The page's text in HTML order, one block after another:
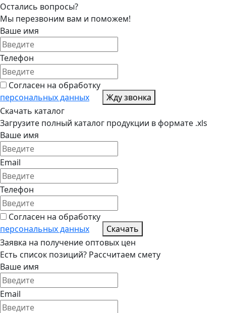
Остались вопросы?
Мы перезвоним вам и поможем!
Ваше имя
Телефон
Согласен на обработку
персональных данных
Жду звонка
Скачать каталог
Загрузите полный каталог продукции в формате .xls
Ваше имя
Email
Телефон
Согласен на обработку
персональных данных
Скачать
Заявка на получение оптовых цен
Есть список позиций? Рассчитаем смету
Ваше имя
Email